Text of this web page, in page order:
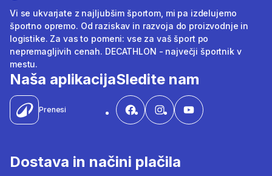
Vi se ukvarjate z najljubšim športom, mi pa izdelujemo
športno opremo. Od raziskav in razvoja do proizvodnje in
logistike. Za vas to pomeni: vse za vaš šport po
nepremagljivih cenah. DECATHLON - največji športnik v
mestu.
Naša aplikacija
Prenesi
Sledite nam
Dostava in načini plačila